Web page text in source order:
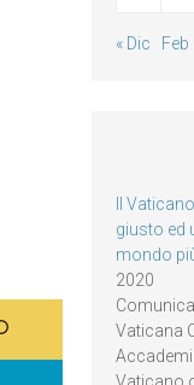
« Dic Feb
Il
giusto ed
mondo
2020
Vaticana